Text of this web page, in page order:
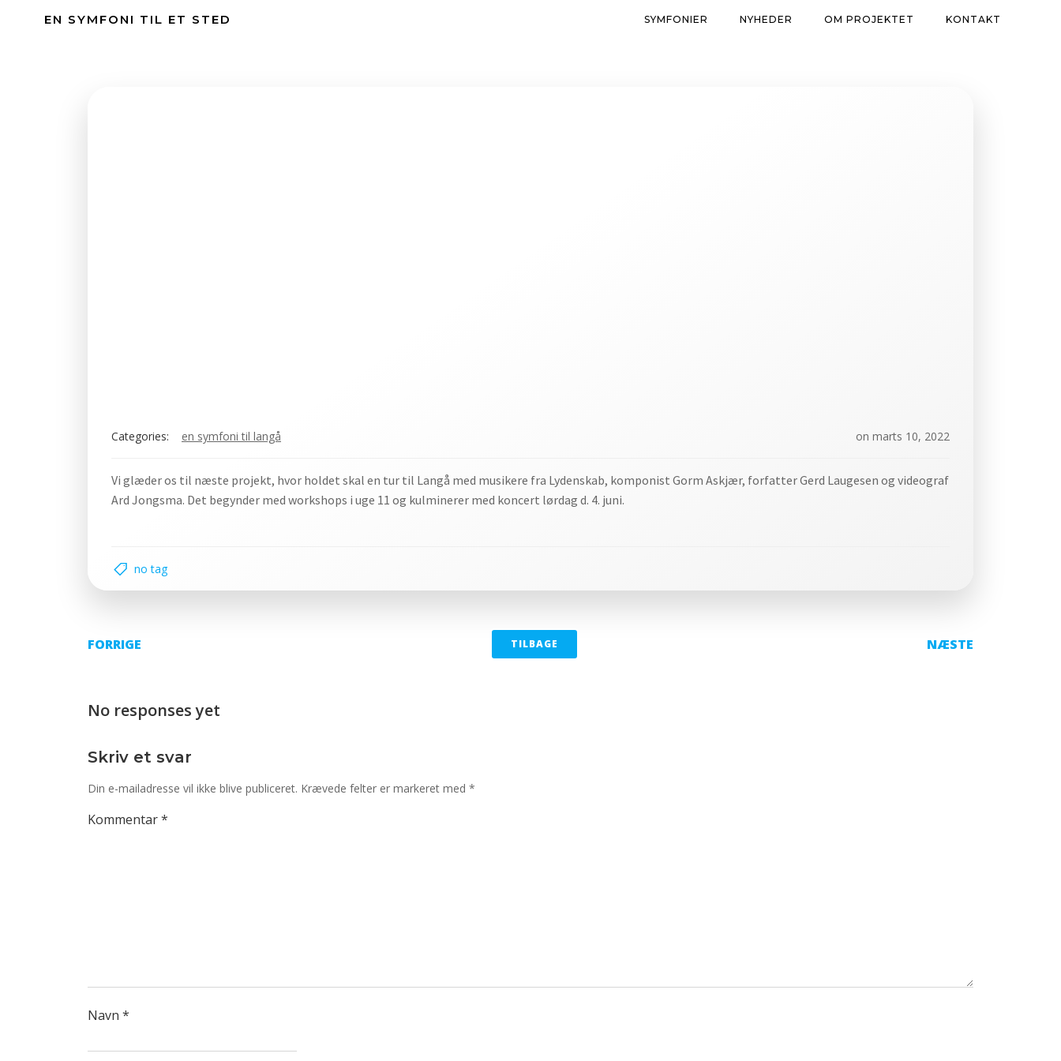
EN SYMFONI TIL ET STED SYMFONIER NYHEDER OM PROJEKTET KONTAKT
Categories: en symfoni til langå on marts 10, 2022
Vi glæder os til næste projekt, hvor holdet skal en tur til Langå med musikere fra Lydenskab, komponist Gorm Askjær, forfatter Gerd Laugesen og videograf
Ard Jongsma. Det begynder med workshops i uge 11 og kulminerer med koncert lørdag d. 4. juni.
no tag
Indlægsnavigation
FORRIGE TILBAGE NÆSTE
No responses yet
Skriv et svar
Din e-mailadresse vil ikke blive publiceret. Krævede felter er markeret med *
Kommentar*
Navn *